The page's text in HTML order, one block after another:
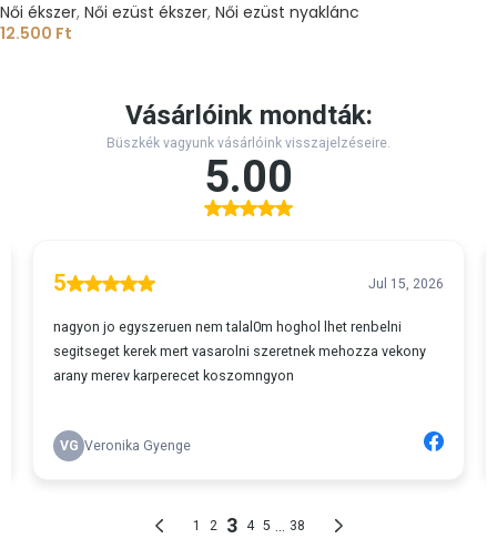
Női ékszer, Női ezüst ékszer, Női ezüst nyaklánc
12.500 Ft